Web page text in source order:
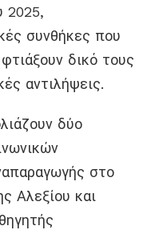
2025,
συνθήκες που
δικό τους
αντιλήψεις.
δύο
στο
Αλεξίου και